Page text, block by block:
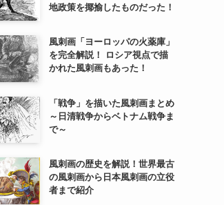
地政策を揶揄したものだった！
風刺画「ヨーロッパの火薬庫」
を完全解説！ ロシア視点で描
かれた風刺画もあった！
「戦争」を描いた風刺画まとめ
～日清戦争からベトナム戦争ま
で～
風刺画の歴史を解説！世界最古
の風刺画から日本風刺画の立役
者まで紹介